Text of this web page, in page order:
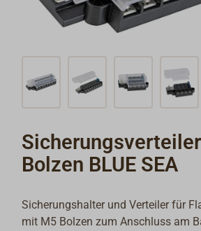
Bolzen BLUE SEA
Sicherungshalter und Verteiler für
mit M5 Bolzen zum Anschluss am